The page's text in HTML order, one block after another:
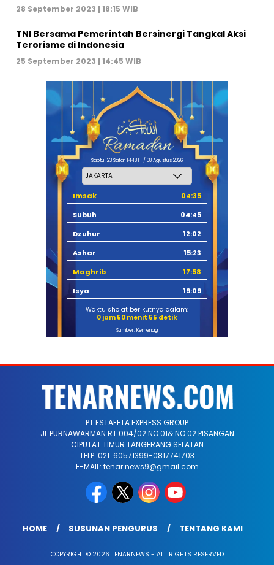
28 September 2023 | 18:15 WIB
TNI Bersama Pemerintah Bersinergi Tangkal Aksi
Terorisme di Indonesia
25 September 2023 | 14:45 WIB
Sabtu, 23 Safar 1448 H / 08 Agustus 2026
Imsak
04:35
Subuh
04:45
Dzuhur
12:02
Ashar
15:23
Maghrib
17:58
Isya
19:09
Waktu sholat berikutnya dalam:
0 jam 50 menit 54 detik
Sumber: Kemenag
PT.ESTAFETA EXPRESS GROUP
JL.PURNAWARMAN RT 004/02 NO 01& NO 02 PISANGAN
CIPUTAT TIMUR TANGERANG SELATAN
TELP. 021 .60571399-0817741703
E-MAIL: tenar.news9@gmail.com
HOME SUSUNAN PENGURUS TENTANG KAMI
COPYRIGHT © 2026 TENARNEWS - ALL RIGHTS RESERVED